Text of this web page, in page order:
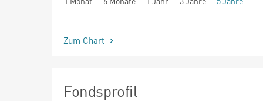
seit Beginn
Zum Chart
Fondsprofil